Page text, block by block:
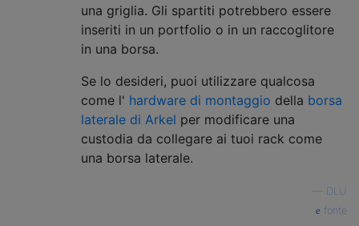
una griglia. Gli spartiti potrebbero essere
inseriti in un portfolio o in un raccoglitore
in una borsa.
Se lo desideri, puoi utilizzare qualcosa
come l' hardware di montaggio della borsa
laterale di Arkel per modificare una
custodia da collegare ai tuoi rack come
una borsa laterale.
DLU
fonte